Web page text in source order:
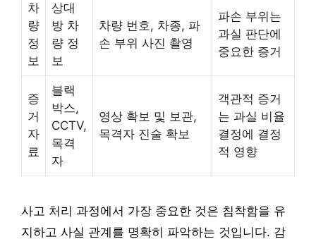
차
량
정
보
상대
방 차
량 정
보
차량 번호, 차종, 파
손 부위 사진 촬영
파손 부위는
과실 판단에
중요한 증거
증
거
자
료
블랙
박스,
CCTV,
목격
자
영상 확보 및 보관,
목격자 진술 확보
객관적 증거
는 과실 비율
결정에 결정
적 영향
사고 처리 과정에서 가장 중요한 것은 침착함을 유
지하고 사실 관계를 명확히 파악하는 것입니다. 감